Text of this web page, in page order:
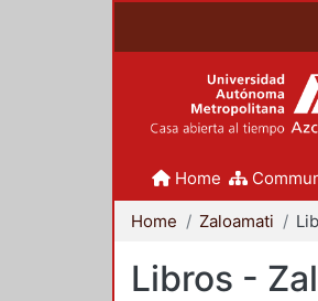
Home
Home Zaloamati
Libros -